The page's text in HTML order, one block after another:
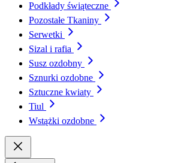
Podkłady świąteczne
Pozostałe Tkaniny
Serwetki
Sizal i rafia
Susz ozdobny
Sznurki ozdobne
Sztuczne kwiaty
Tiul
Wstążki ozdobne